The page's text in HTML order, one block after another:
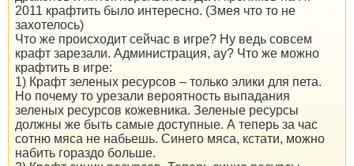
2011 крафтить было интересно. (Змея что то не
захотелось)
Что же происходит сейчас в игре? Ну ведь совсем
крафт зарезали. Администрация, ау? Что же можно
крафтить в игре:
1) Крафт зеленых ресурсов – только элики для пета.
Но почему то урезали вероятность выпадания
зеленых ресурсов кожевника. Зеленые ресурсы
должны же быть самые доступные. А теперь за час
сотню мяса не набьешь. Синего мяса, кстати, можно
набить гораздо больше.